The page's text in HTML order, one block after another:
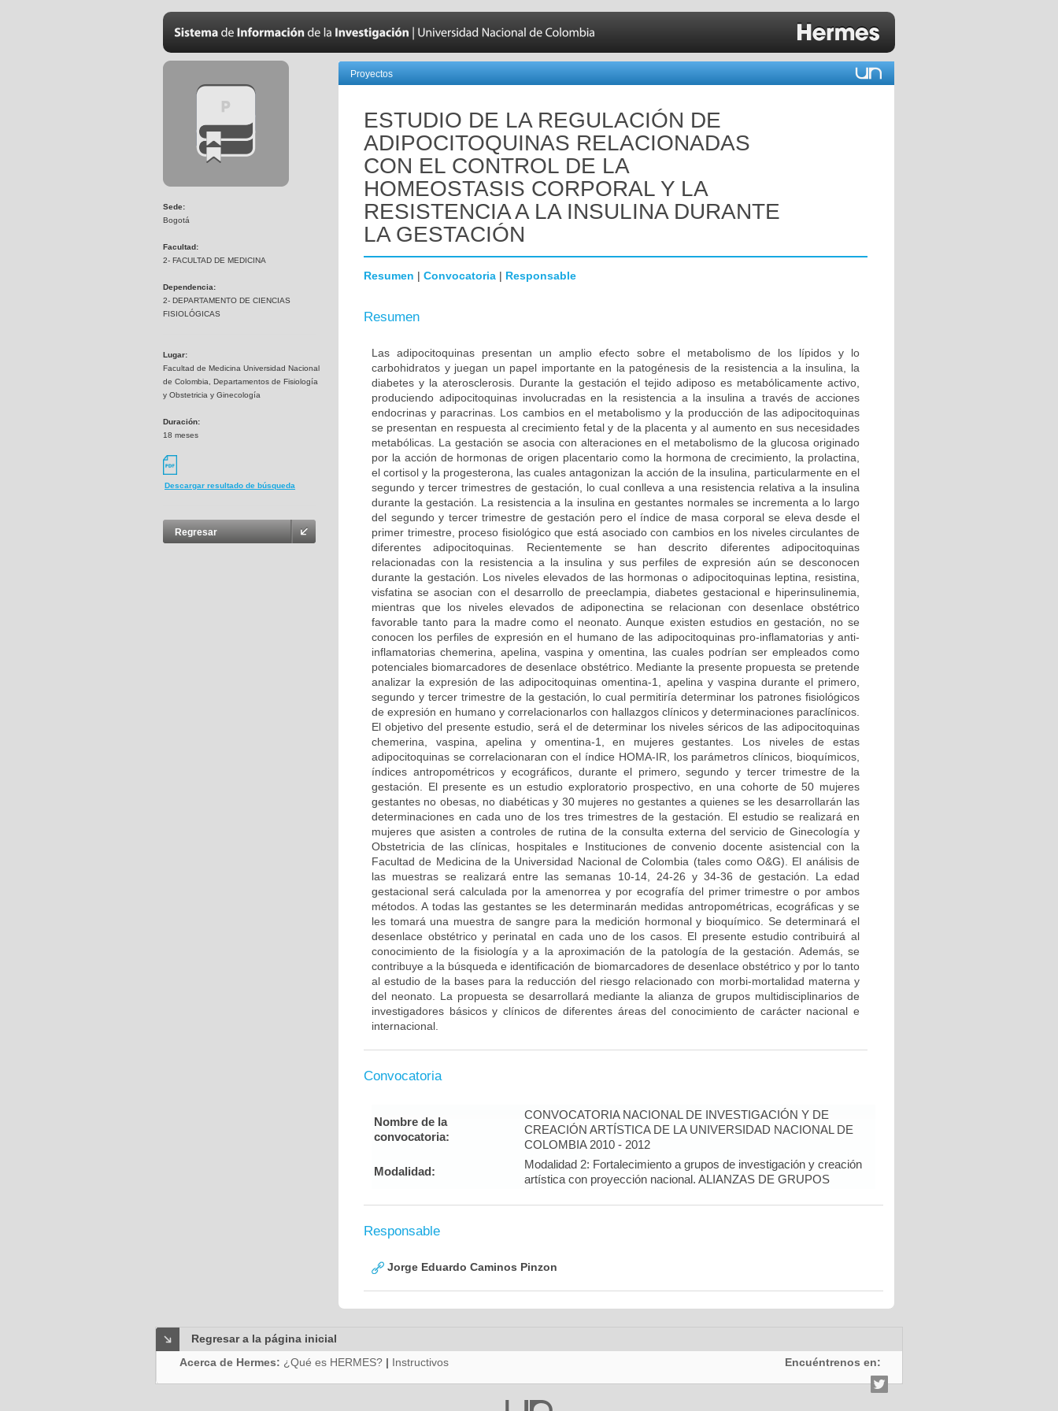
Sede:
Bogotá
Facultad:
2- FACULTAD DE MEDICINA
Dependencia:
2- DEPARTAMENTO DE CIENCIAS
FISIOLÓGICAS
Lugar:
Facultad de Medicina Universidad Nacional
de Colombia, Departamentos de Fisiología
y Obstetricia y Ginecología
Duración:
18 meses
Descargar resultado de búsqueda
Regresar
Proyectos
ESTUDIO DE LA REGULACIÓN DE
ADIPOCITOQUINAS RELACIONADAS
CON EL CONTROL DE LA
HOMEOSTASIS CORPORAL Y LA
RESISTENCIA A LA INSULINA DURANTE
LA GESTACIÓN
Resumen | Convocatoria | Responsable
Resumen
Las adipocitoquinas presentan un amplio efecto sobre el metabolismo de los lípidos y lo
carbohidratos y juegan un papel importante en la patogénesis de la resistencia a la insulina, la
diabetes y la aterosclerosis. Durante la gestación el tejido adiposo es metabólicamente activo,
produciendo adipocitoquinas involucradas en la resistencia a la insulina a través de acciones
endocrinas y paracrinas. Los cambios en el metabolismo y la producción de las adipocitoquinas
se presentan en respuesta al crecimiento fetal y de la placenta y al aumento en sus necesidades
metabólicas. La gestación se asocia con alteraciones en el metabolismo de la glucosa originado
por la acción de hormonas de origen placentario como la hormona de crecimiento, la prolactina,
el cortisol y la progesterona, las cuales antagonizan la acción de la insulina, particularmente en el
segundo y tercer trimestres de gestación, lo cual conlleva a una resistencia relativa a la insulina
durante la gestación. La resistencia a la insulina en gestantes normales se incrementa a lo largo
del segundo y tercer trimestre de gestación pero el índice de masa corporal se eleva desde el
primer trimestre, proceso fisiológico que está asociado con cambios en los niveles circulantes de
diferentes adipocitoquinas. Recientemente se han descrito diferentes adipocitoquinas
relacionadas con la resistencia a la insulina y sus perfiles de expresión aún se desconocen
durante la gestación. Los niveles elevados de las hormonas o adipocitoquinas leptina, resistina,
visfatina se asocian con el desarrollo de preeclampia, diabetes gestacional e hiperinsulinemia,
mientras que los niveles elevados de adiponectina se relacionan con desenlace obstétrico
favorable tanto para la madre como el neonato. Aunque existen estudios en gestación, no se
conocen los perfiles de expresión en el humano de las adipocitoquinas pro-inflamatorias y anti-
inflamatorias chemerina, apelina, vaspina y omentina, las cuales podrían ser empleados como
potenciales biomarcadores de desenlace obstétrico. Mediante la presente propuesta se pretende
analizar la expresión de las adipocitoquinas omentina-1, apelina y vaspina durante el primero,
segundo y tercer trimestre de la gestación, lo cual permitiría determinar los patrones fisiológicos
de expresión en humano y correlacionarlos con hallazgos clínicos y determinaciones paraclínicos.
El objetivo del presente estudio, será el de determinar los niveles séricos de las adipocitoquinas
chemerina, vaspina, apelina y omentina-1, en mujeres gestantes. Los niveles de estas
adipocitoquinas se correlacionaran con el índice HOMA-IR, los parámetros clínicos, bioquímicos,
índices antropométricos y ecográficos, durante el primero, segundo y tercer trimestre de la
gestación. El presente es un estudio exploratorio prospectivo, en una cohorte de 50 mujeres
gestantes no obesas, no diabéticas y 30 mujeres no gestantes a quienes se les desarrollarán las
determinaciones en cada uno de los tres trimestres de la gestación. El estudio se realizará en
mujeres que asisten a controles de rutina de la consulta externa del servicio de Ginecología y
Obstetricia de las clínicas, hospitales e Instituciones de convenio docente asistencial con la
Facultad de Medicina de la Universidad Nacional de Colombia (tales como O&G). El análisis de
las muestras se realizará entre las semanas 10-14, 24-26 y 34-36 de gestación. La edad
gestacional será calculada por la amenorrea y por ecografía del primer trimestre o por ambos
métodos. A todas las gestantes se les determinarán medidas antropométricas, ecográficas y se
les tomará una muestra de sangre para la medición hormonal y bioquímico. Se determinará el
desenlace obstétrico y perinatal en cada uno de los casos. El presente estudio contribuirá al
conocimiento de la fisiología y a la aproximación de la patología de la gestación. Además, se
contribuye a la búsqueda e identificación de biomarcadores de desenlace obstétrico y por lo tanto
al estudio de la bases para la reducción del riesgo relacionado con morbi-mortalidad materna y
del neonato. La propuesta se desarrollará mediante la alianza de grupos multidisciplinarios de
investigadores básicos y clínicos de diferentes áreas del conocimiento de carácter nacional e
internacional.
Convocatoria
Nombre de la
convocatoria:
CONVOCATORIA NACIONAL DE INVESTIGACIÓN Y DE
CREACIÓN ARTÍSTICA DE LA UNIVERSIDAD NACIONAL DE
COLOMBIA 2010 - 2012
Modalidad:
Modalidad 2: Fortalecimiento a grupos de investigación y creación
artística con proyección nacional. ALIANZAS DE GRUPOS
Responsable
Jorge Eduardo Caminos Pinzon
Regresar a la página inicial
Acerca de Hermes: ¿Qué es HERMES? | Instructivos Encuéntrenos en: